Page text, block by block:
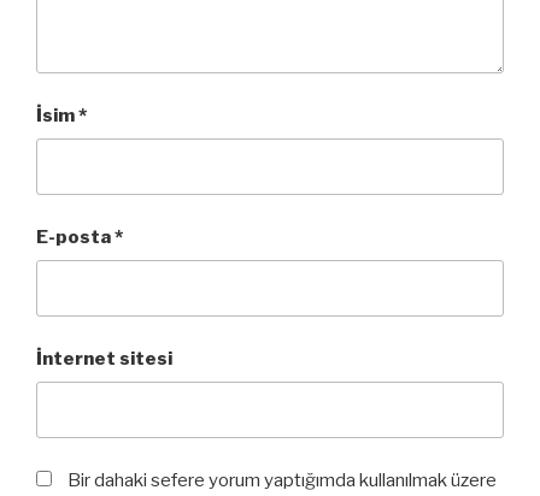
İsim*
E-posta*
İnternet sitesi
Bir dahaki sefere yorum yaptığımda kullanılmak üzere